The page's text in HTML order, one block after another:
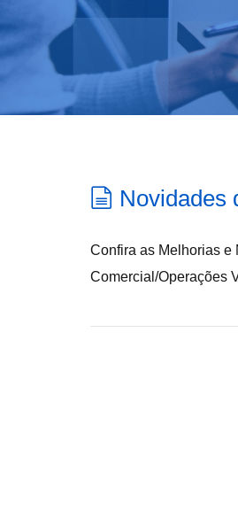
Novidades
Confira as Melhorias e
Comercial/Operações